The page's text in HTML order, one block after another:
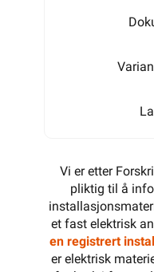
Vi er etter
pliktig til å
et fast elektrisk
en registrert
er elektrisk